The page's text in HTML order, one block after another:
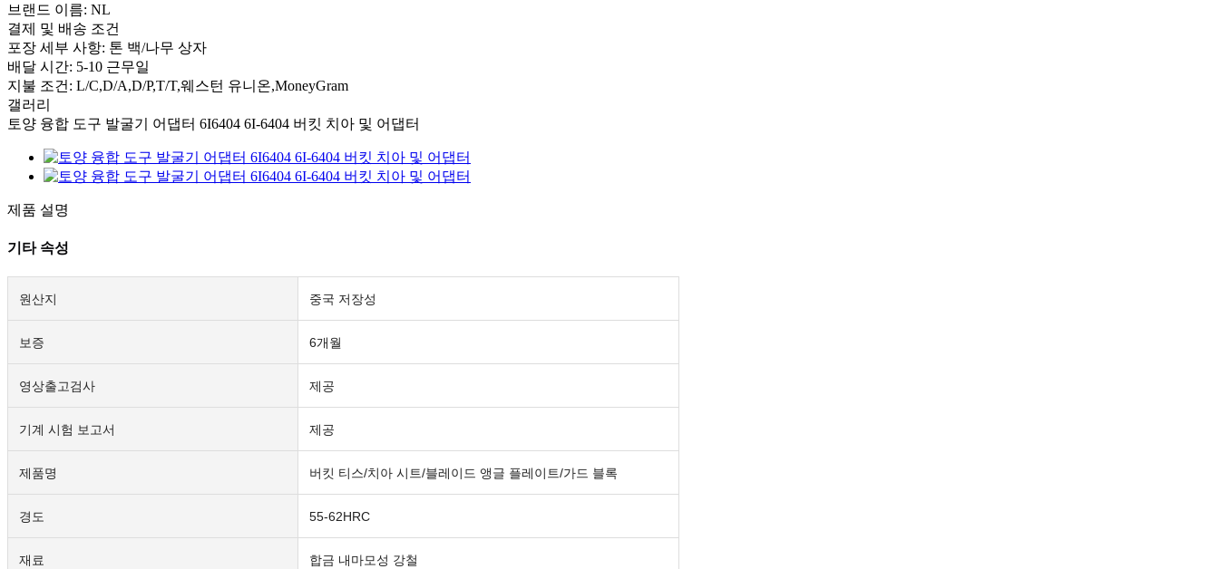
브랜드 이름: NL
결제 및 배송 조건
포장 세부 사항: 톤 백/나무 상자
배달 시간: 5-10 근무일
지불 조건: L/C,D/A,D/P,T/T,웨스턴 유니온,MoneyGram
갤러리
토양 융합 도구 발굴기 어댑터 6I6404 6I-6404 버킷 치아 및 어댑터
제품 설명
기타 속성
원산지 중국 저장성
보증 6개월
영상출고검사 제공
기계 시험 보고서 제공
제품명 버킷 티스/치아 시트/블레이드 앵글 플레이트/가드 블록
경도 55-62HRC
재료 합금 내마모성 강철